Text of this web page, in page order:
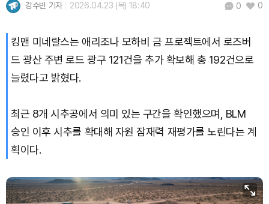
강수빈 기자 2026.04.23 (목) 18:40 0 0
킹맨 미네랄스는 애리조나 모하비 금 프로젝트에서 로즈버
드 광산 주변 로드 광구 121건을 추가 확보해 총 192건으로
늘렸다고 밝혔다.
최근 8개 시추공에서 의미 있는 구간을 확인했으며, BLM
승인 이후 시추를 확대해 자원 잠재력 재평가를 노린다는 계
획이다.